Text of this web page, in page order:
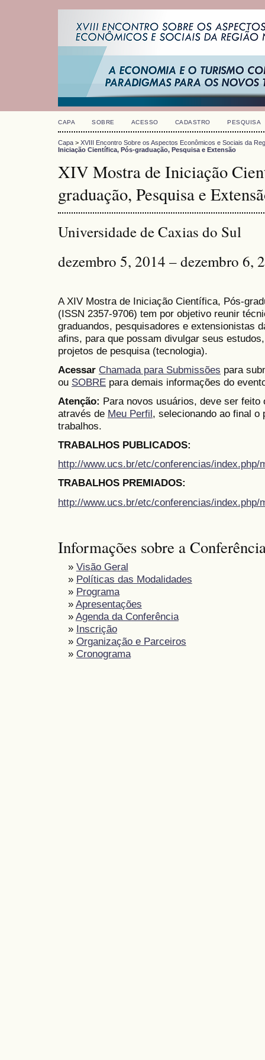
CAPA SOBRE ACESSO CADASTRO PESQUISA
Capa > XVIII Encontro Sobre os Aspectos Econômicos e Sociais da
Iniciação Científica, Pós-graduação, Pesquisa e Extensão
XIV Mostra de Iniciação
graduação, Pesquisa e
Universidade de Caxias do Sul
dezembro 5, 2014 – dezembro 6,
A XIV Mostra de Iniciação Científica, Pós-
(ISSN 2357-9706) tem por objetivo reunir
graduandos, pesquisadores e extensionistas
afins, para que possam divulgar seus
projetos de pesquisa (tecnologia).
Acessar Chamada para Submissões para
ou SOBRE para demais informações do
Atenção: Para novos usuários, deve ser
através de Meu Perfil, selecionando ao final o
trabalhos.
TRABALHOS PUBLICADOS:
http://www.ucs.br/etc/conferencias/
TRABALHOS PREMIADOS:
http://www.ucs.br/etc/conferencias/index.php/
Informações sobre a
» Visão Geral
» Políticas das Modalidades
» Programa
» Apresentações
» Agenda da Conferência
» Inscrição
» Organização e Parceiros
» Cronograma